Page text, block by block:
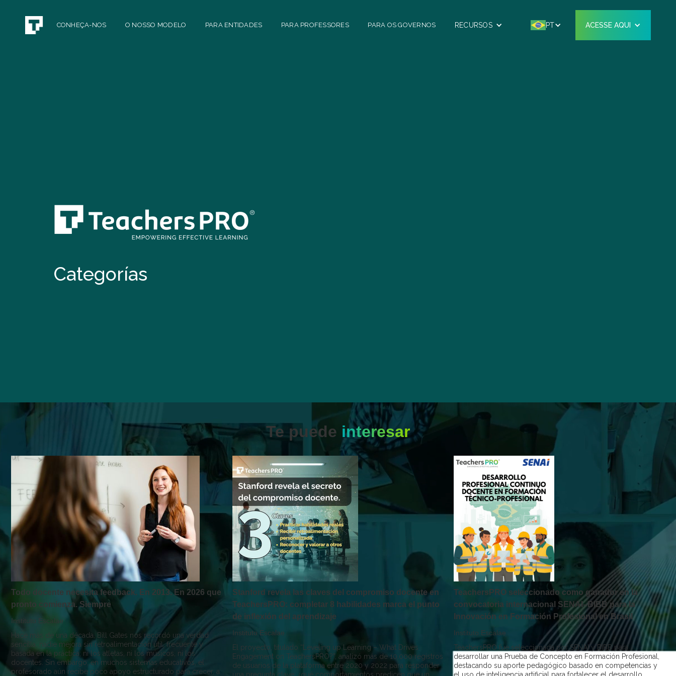
CONHEÇA-NOS O NOSSO MODELO PARA ENTIDADES PARA PROFESSORES PARA OS GOVERNOS RECURSOS PT ACESSE AQUI
Categorías
Te puede interesar
Todo docente necesita feedback. En 2013. En 2026 que
pronto comienza. Siempre
Instituto Escalae
Hace más de una década, Bill Gates nos recordó una verdad
sencilla: nadie mejora sin retroalimentación útil, frecuente y
basada en la práctica; ni los atletas, ni los músicos, ni los
docentes. Sin embargo, en muchos sistemas educativos, el
profesorado aún recibe poco apoyo estructurado para crecer, a
Stanford revela las claves del compromiso docente en
TeachersPRO: completar 8 habilidades marca el punto
de inflexión del aprendizaje
Instituto Escalae
El proyecto, titulado “Leveling up Learning – What Drives
Engagement on TeachersPRO?”, analizó más de 10.000 registros
de usuarios de la plataforma entre 2020 y 2022 para responder
TeachersPRO seleccionado como ganador en la
convocatoria internacional SENAI–BIBB para la
Innovación en Formación Profesional en Brasil
Instituto Escalae
TeachersPRO fue seleccionada por SENAI y BIBB para
desarrollar una Prueba de Concepto en Formación Profesional,
destacando su aporte pedagógico basado en competencias y